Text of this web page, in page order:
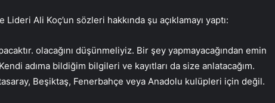
Ali Koç’un sözleri hakkında şu açıklamayı yaptı:
olacağını düşünmeliyiz. Bir şey yapmayacağından emin
adıma bildiğim bilgileri ve kayıtları da size anlatacağım.
Beşiktaş, Fenerbahçe veya Anadolu kulüpleri için değil.